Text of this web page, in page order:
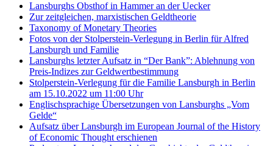
Lansburghs Obsthof in Hammer an der Uecker
Zur zeitgleichen, marxistischen Geldtheorie
Taxonomy of Monetary Theories
Fotos von der Stolperstein-Verlegung in Berlin für Alfred
Lansburgh und Familie
Lansburghs letzter Aufsatz in “Der Bank”: Ablehnung von
Preis-Indizes zur Geldwertbestimmung
Stolperstein-Verlegung für die Familie Lansburgh in Berlin
am 15.10.2022 um 11:00 Uhr
Englischsprachige Übersetzungen von Lansburghs „Vom
Gelde“
Aufsatz über Lansburgh im European Journal of the History
of Economic Thought erschienen